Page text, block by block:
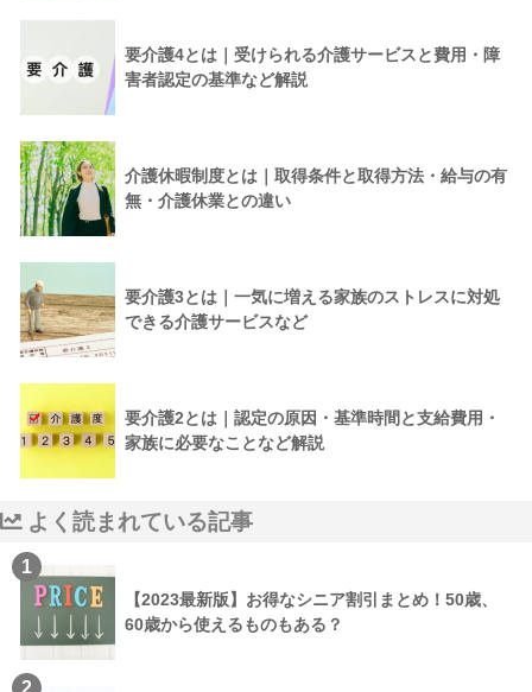
要介護4とは｜受けられる介護サービスと費用・障
害者認定の基準など解説
介護休暇制度とは｜取得条件と取得方法・給与の有
無・介護休業との違い
要介護3とは｜一気に増える家族のストレスに対処
できる介護サービスなど
要介護2とは｜認定の原因・基準時間と支給費用・
家族に必要なことなど解説
よく読まれている記事
1
【2023最新版】お得なシニア割引まとめ！50歳、
60歳から使えるものもある？